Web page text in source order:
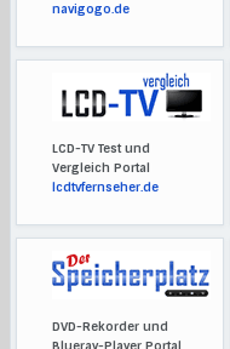
navigogo.de
LCD-TV Test und
Vergleich Portal
lcdtvfernseher.de
DVD-Rekorder und